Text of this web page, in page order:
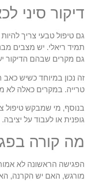
דיקור סיני
גם טיפול טבעי צריך
תמיד ריאלי. יש מצבים
גם מקרים שבהם הדיקור
זה נכון במיוחד כשיש
טרייה. במקרים כאלה לא
בנוסף, מי שמבקש טיפול
גופנית או לעבוד על
מה קורה
הפגישה הראשונה לא
מורגש, האם יש הקרנה,